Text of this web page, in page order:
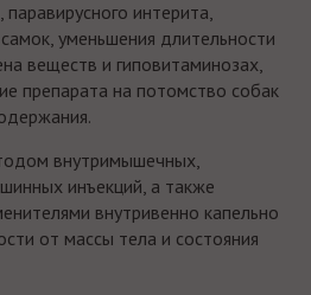
интерита,
уменьшения длительности
веществ и гиповитаминозах,
препарата на потомство собак
внутримышечных,
инъекций, а также
внутривенно капельно
от массы тела и состояния